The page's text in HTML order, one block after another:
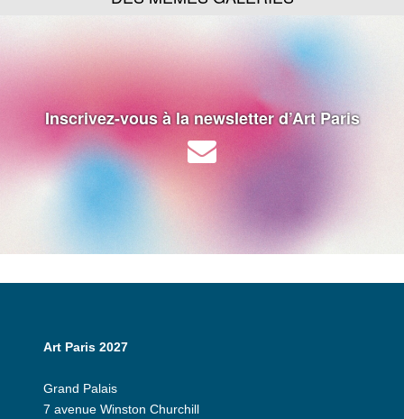
Inscrivez-vous à la newsletter d’Art Paris
Art Paris 2027
Grand Palais
7 avenue Winston Churchill